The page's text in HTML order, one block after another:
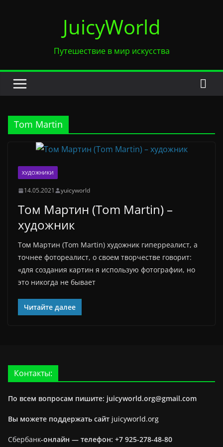
JuicyWorld
Путешествие в мир искусства
Tom Martin
ХУДОЖНИКИ
14.05.2021 yuicyworld
Том Мартин (Tom Martin) –
художник
Том Мартин (Tom Martin) художник гиперреалист, а
точнее фотореалист, о своем творчестве говорит:
«для создания картин я использую фотографии, но
это никогда не бывает
Читайте далее
Контакты:
По всем вопросам пишите: juicyworld.org@gmail.com
Вы можете поддержать сайт juicyworld.org
Сбербанк-онлайн — телефон: +7 925-278-48-80